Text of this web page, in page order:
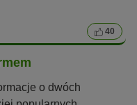
40
o dwóch